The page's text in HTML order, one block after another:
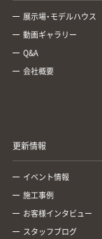
展示場・モデルハウス
動画ギャラリー
Q&A
会社概要
更新情報
イベント情報
施工事例
お客様インタビュー
スタッフブログ